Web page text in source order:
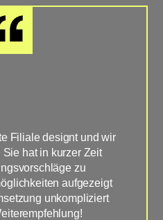
Filiale designt und wir
hat in kurzer Zeit
zu
aufgezeigt
unkompliziert